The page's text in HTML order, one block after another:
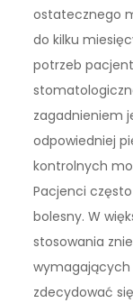
ostatecznego
do kilku
potrzeb
zagadnieniem
odpowiedniej
kontrolnych
Pacjenci
bolesny. W
stosowania
wymagających
zdecydować